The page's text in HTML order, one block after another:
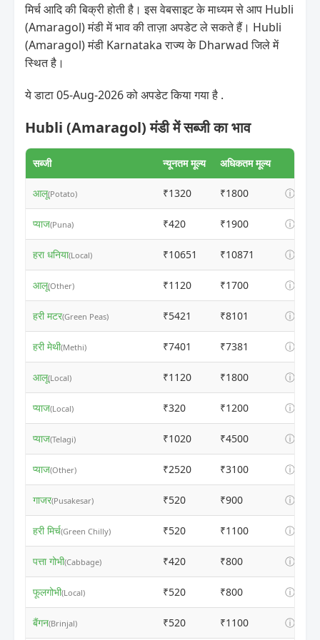
मिर्च आदि की बिक्री होती है। इस वेबसाइट के माध्यम से आप Hubli
(Amaragol) मंडी में भाव की ताज़ा अपडेट ले सकते हैं। Hubli
(Amaragol) मंडी Karnataka राज्य के Dharwad जिले में
स्थित है।
ये डाटा 05-Aug-2026 को अपडेट किया गया है .
Hubli (Amaragol) मंडी में सब्जी का भाव
सब्जी न्यूनतम मूल्य अधिकतम मूल्य
आलू(Potato) ₹1320 ₹1800 ⓘ
प्याज(Puna) ₹420 ₹1900 ⓘ
हरा धनिया(Local) ₹10651 ₹10871 ⓘ
आलू(Other) ₹1120 ₹1700 ⓘ
हरी मटर(Green Peas) ₹5421 ₹8101 ⓘ
हरी मेथी(Methi) ₹7401 ₹7381 ⓘ
आलू(Local) ₹1120 ₹1800 ⓘ
प्याज(Local) ₹320 ₹1200 ⓘ
प्याज(Telagi) ₹1020 ₹4500 ⓘ
प्याज(Other) ₹2520 ₹3100 ⓘ
गाजर(Pusakesar) ₹520 ₹900 ⓘ
हरी मिर्च(Green Chilly) ₹520 ₹1100 ⓘ
पत्ता गोभी(Cabbage) ₹420 ₹800 ⓘ
फूलगोभी(Local) ₹520 ₹800 ⓘ
बैंगन(Brinjal) ₹520 ₹1100 ⓘ